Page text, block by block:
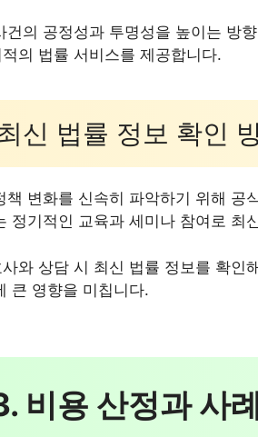
건의 공정성과 투명성을 높이는 방
의 법률 서비스를 제공합니다.
신 법률 정보 확인
책 변화를 신속히 파악하기 위해 공
정기적인 교육과 세미나 참여로 최
와 상담 시 최신 법률 정보를 확인
큰 영향을 미칩니다.
비용 산정과 사